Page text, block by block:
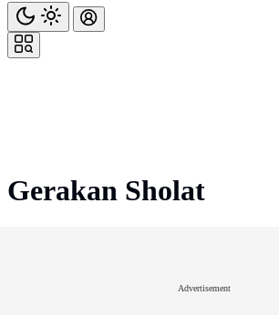
Gerakan Sholat
Advertisement